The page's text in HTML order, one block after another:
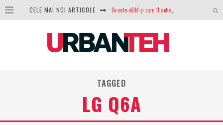
CELE MAI NOI ARTICOLE Ce este eSIM și cum îl activezi pe telefon? Ghid complet pentru Android și iPhone
TAGGED
LG Q6A